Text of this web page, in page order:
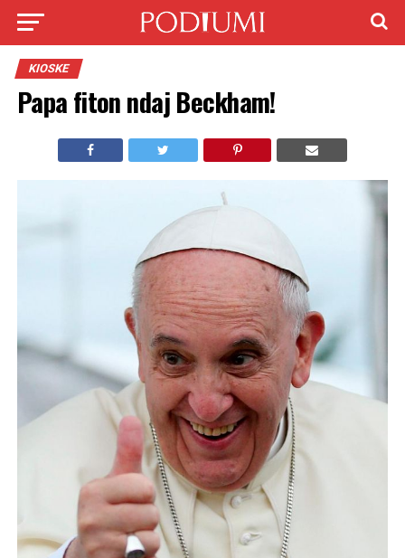
KIOSKE
Papa fiton ndaj Beckham!